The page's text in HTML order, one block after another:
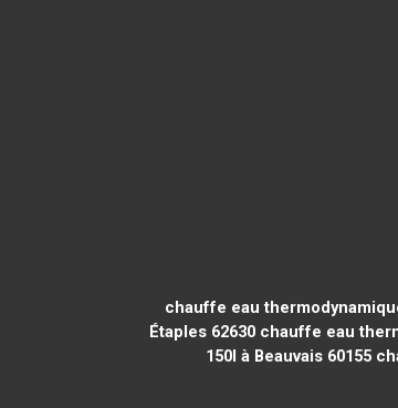
chauffe eau
Étaples 62630 chauffe eau
150l à Beauvais 60155